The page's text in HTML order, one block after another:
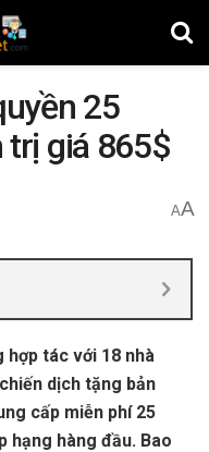
25
giá 865$
AA
hợp tác với 18 nhà
dịch tặng bản
cấp miễn phí 25
hạng hàng đầu. Bao